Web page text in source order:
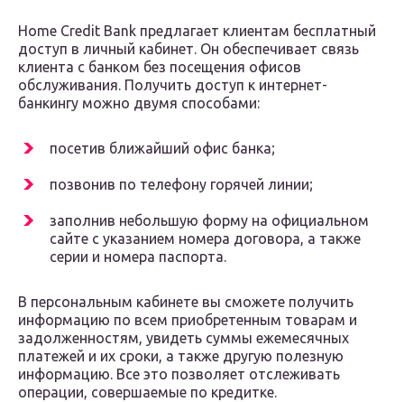
Home Credit Bank предлагает клиентам бесплатный
доступ в личный кабинет. Он обеспечивает связь
клиента с банком без посещения офисов
обслуживания. Получить доступ к интернет-
банкингу можно двумя способами:
посетив ближайший офис банка;
позвонив по телефону горячей линии;
заполнив небольшую форму на официальном
сайте с указанием номера договора, а также
серии и номера паспорта.
В персональным кабинете вы сможете получить
информацию по всем приобретенным товарам и
задолженностям, увидеть суммы ежемесячных
платежей и их сроки, а также другую полезную
информацию. Все это позволяет отслеживать
операции, совершаемые по кредитке.